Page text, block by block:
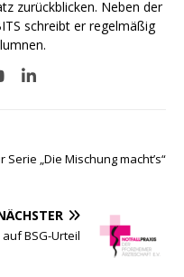
zurückblicken. Neben der
schreibt er regelmäßig
„Die Mischung macht’s“
BSG-Urteil